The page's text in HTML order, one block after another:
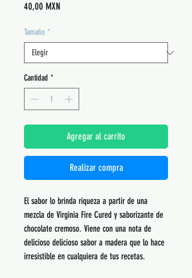
40,00 MXNPrecio
Tamaño *
Cantidad *
Agregar al carrito
Realizar compra
El sabor lo brinda riqueza a partir de una
mezcla de Virginia Fire Cured y saborizante de
chocolate cremoso. Viene con una nota de
delicioso delicioso sabor a madera que lo hace
irresistible en cualquiera de tus recetas.